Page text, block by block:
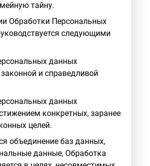
тайну.
Обработки Персональных
следующими
данных
и справедливой
данных
конкретных, заранее
целей.
объединение баз данных,
данные, Обработка